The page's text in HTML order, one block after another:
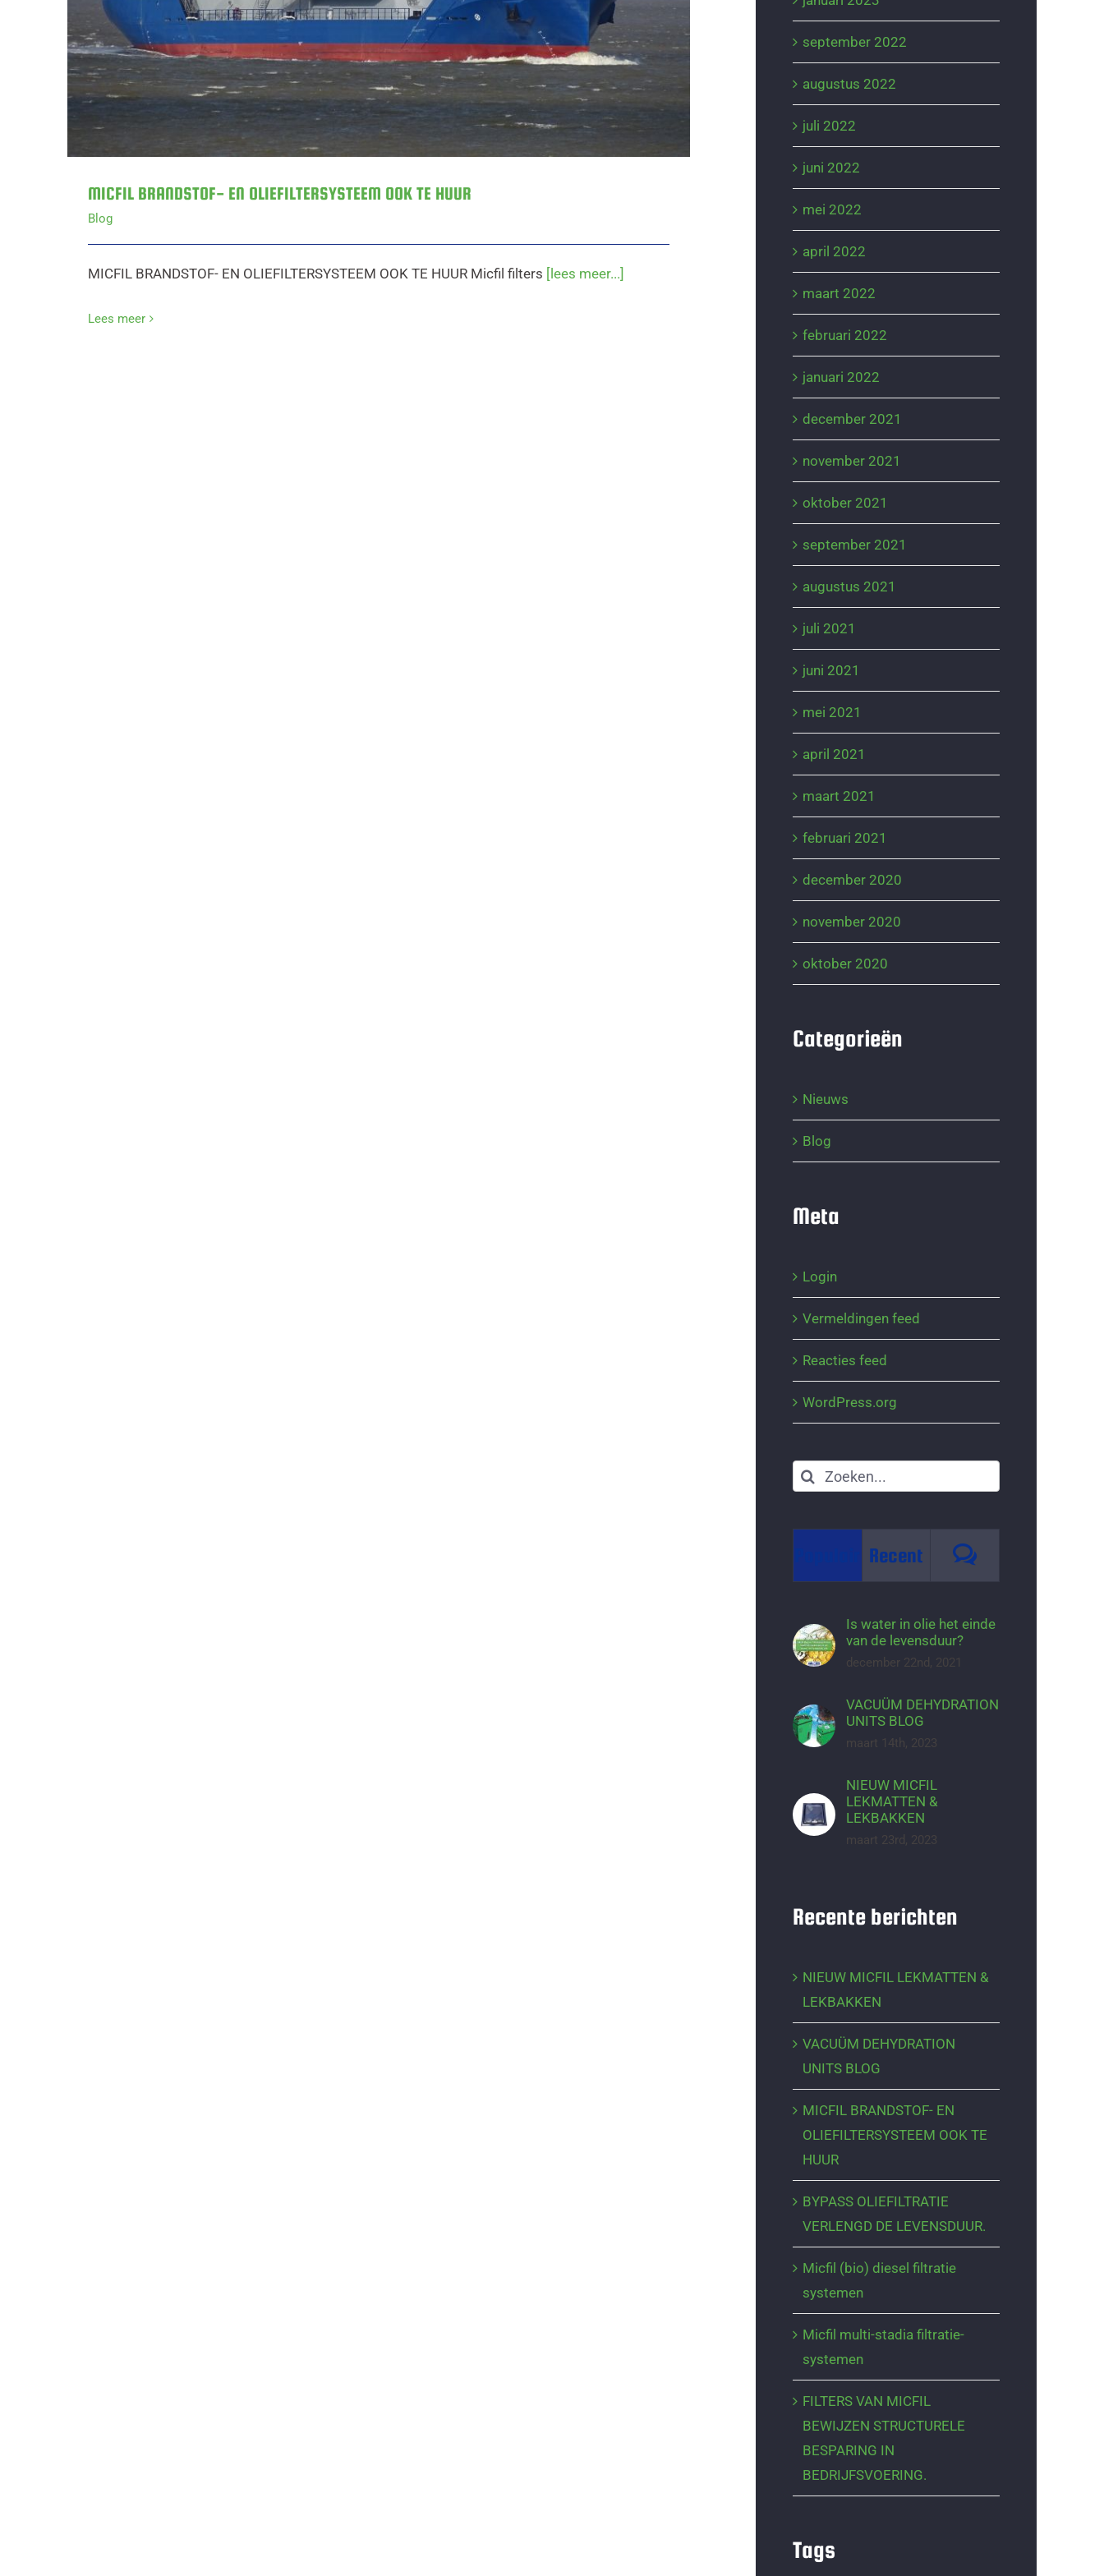
MICFIL BRANDSTOF- EN OLIEFILTERSYSTEEM OOK TE HUUR
Blog
MICFIL BRANDSTOF- EN OLIEFILTERSYSTEEM OOK TE HUUR Micfil filters [lees meer...]
Lees meer
september 2022
augustus 2022
juli 2022
juni 2022
mei 2022
april 2022
maart 2022
februari 2022
januari 2022
december 2021
november 2021
oktober 2021
september 2021
augustus 2021
juli 2021
juni 2021
mei 2021
april 2021
maart 2021
februari 2021
december 2020
november 2020
oktober 2020
Categorieën
Nieuws
Blog
Meta
Login
Vermeldingen feed
Reacties feed
WordPress.org
Zoeken
naar:
Recent Reacties
Is water in olie het einde
van de levensduur?
december 22nd, 2021
VACUÜM DEHYDRATION
UNITS BLOG
maart 14th, 2023
NIEUW MICFIL
LEKMATTEN &
LEKBAKKEN
maart 23rd, 2023
Recente berichten
NIEUW MICFIL LEKMATTEN &
LEKBAKKEN
VACUÜM DEHYDRATION
UNITS BLOG
MICFIL BRANDSTOF- EN
OLIEFILTERSYSTEEM OOK TE
HUUR
BYPASS OLIEFILTRATIE
VERLENGD DE LEVENSDUUR.
Micfil (bio) diesel filtratie
systemen
Micfil multi-stadia filtratie-
systemen
FILTERS VAN MICFIL
BEWIJZEN STRUCTURELE
BESPARING IN
BEDRIJFSVOERING.
Tags